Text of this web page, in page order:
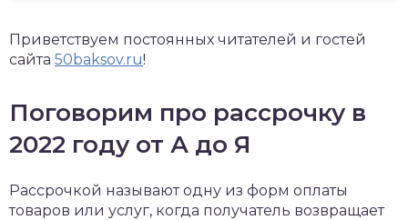
Приветствуем постоянных читателей и гостей
сайта 50baksov.ru!
Поговорим про рассрочку в
2022 году от А до Я
Рассрочкой называют одну из форм оплаты
товаров или услуг, когда получатель возвращает